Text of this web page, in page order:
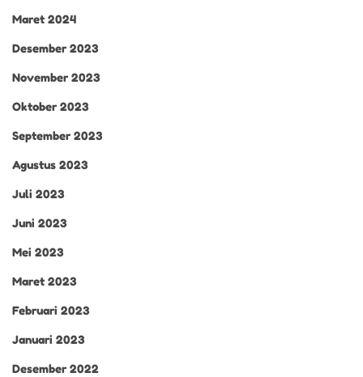
Maret 2024
Desember 2023
November 2023
Oktober 2023
September 2023
Agustus 2023
Juli 2023
Juni 2023
Mei 2023
Maret 2023
Februari 2023
Januari 2023
Desember 2022